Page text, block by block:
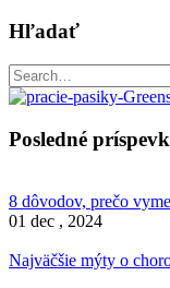
Hľadať
Search
for:
Posledné
8 dôvodov, prečo
01 dec , 2024
Najväčšie mýty o